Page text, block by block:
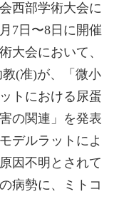
西部学術大会に
7日〜8日に開催
大会において、
(准)が、「微小
トにおける尿蛋
の関連」を発表
デルラットによ
因不明とされて
病勢に、ミトコ